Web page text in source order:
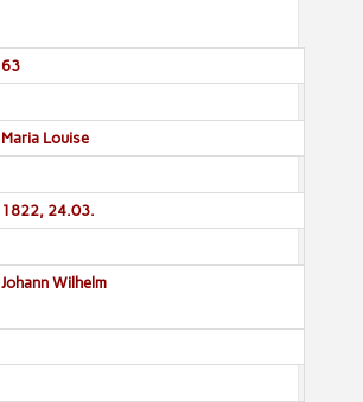
63
Maria Louise
1822, 24.03.
Johann Wilhelm